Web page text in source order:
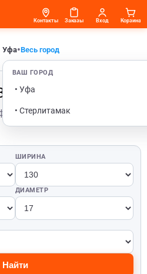
Уфа•Весь город
ВАШ ГОРОД
• Уфа
• Стерлитамак
Контакты Заказы Вход Корзина
R17 в Уфе
— актуальные цены и остатки
ШИРИНА
ДИАМЕТР
Найти